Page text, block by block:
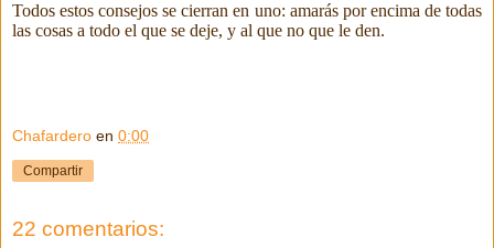
Todos estos consejos se cierran en uno: amarás por encima de todas
las cosas a todo el que se deje, y al que no que le den.
Chafardero en 0:00
Compartir
22 comentarios: